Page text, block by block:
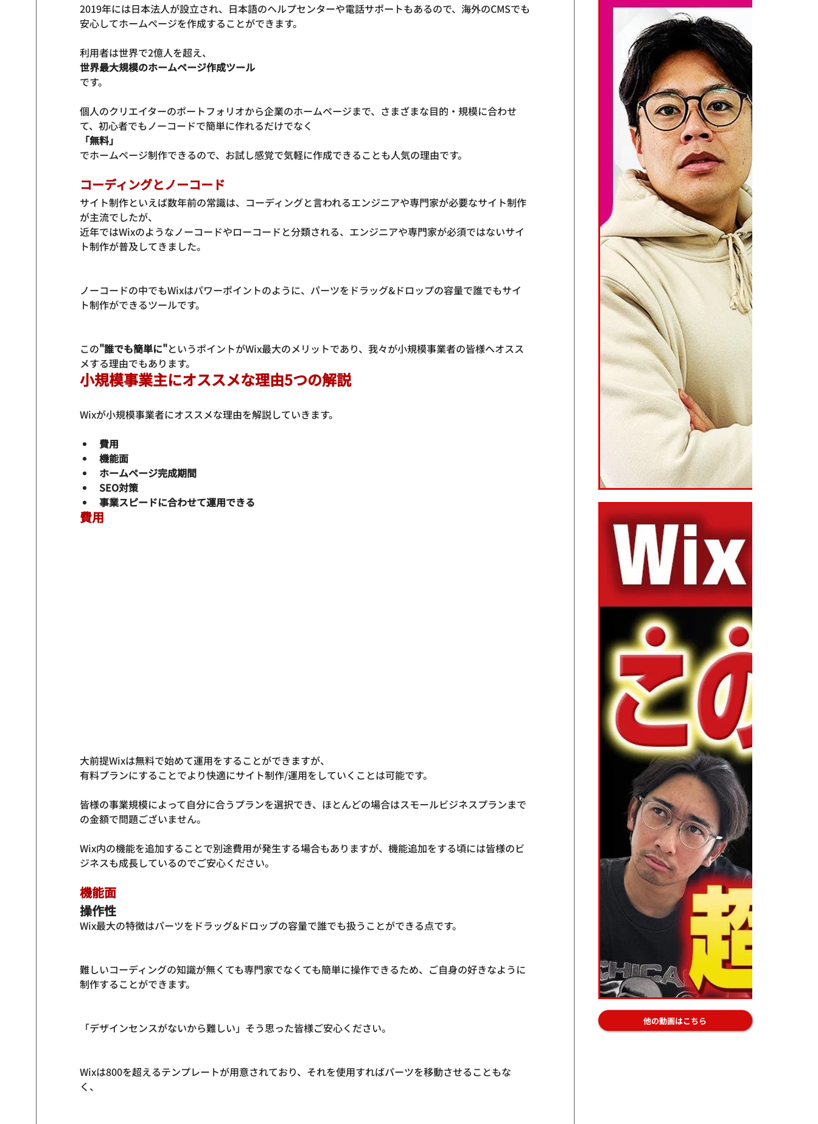
他の動画はこちら
2019年には日本法人が設立され、日本語のヘルプセンターや電話サポートもあるので、海外のCMSでも
安心してホームページを作成することができます。
利用者は世界で2億人を超え、
世界最大規模のホームページ作成ツール
です。
個人のクリエイターのポートフォリオから企業のホームページまで、さまざまな目的・規模に合わせ
て、初心者でもノーコードで簡単に作れるだけでなく
「無料」
コーディングとノーコード
サイト制作といえば数年前の常識は、コーディングと言われるエンジニアや専門家が必要なサイト制作
が主流でしたが、
近年ではWixのようなノーコードやローコードと分類される、エンジニアや専門家が必須ではないサイ
ト制作が普及してきました。
ノーコードの中でもWixはパワーポイントのように、パーツをドラッグ&ドロップの容量で誰でもサイ
ト制作ができるツールです。
この"誰でも簡単に"というポイントがWix最大のメリットであり、我々が小規模事業者の皆様へオスス
メする理由でもあります。
小規模事業主にオススメな理由5つの解説
費用
機能面
ホームページ完成期間
SEO対策
事業スピードに合わせて運用できる
費用
大前提Wixは無料で始めて運用をすることができますが、
有料プランにすることでより快適にサイト制作/運用をしていくことは可能です。
皆様の事業規模によって自分に合うプランを選択でき、ほとんどの場合はスモールビジネスプランまで
の金額で問題ございません。
Wix内の機能を追加することで別途費用が発生する場合もありますが、機能追加をする頃には皆様のビ
機能面
操作性
Wix最大の特徴はパーツをドラッグ&ドロップの容量で誰でも扱うことができる点です。
難しいコーディングの知識が無くても専門家でなくても簡単に操作できるため、ご自身の好きなように
制作することができます。
「デザインセンスがないから難しい」そう思った皆様ご安心ください。
Wixは800を超えるテンプレートが用意されており、それを使用すればパーツを移動させることもな
く、